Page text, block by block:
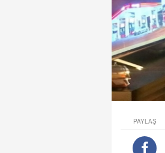
PAYLAŞ